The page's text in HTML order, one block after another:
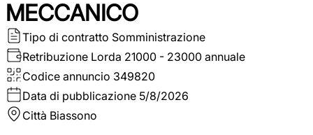
MECCANICO
Tipo di contratto Somministrazione
Retribuzione Lorda 21000 - 23000 annuale
Codice annuncio 349820
Data di pubblicazione 5/8/2026
Città Biassono